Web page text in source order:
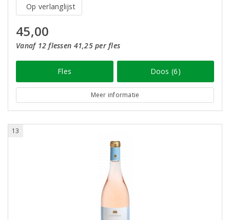
Op verlanglijst
45,00
Vanaf 12 flessen 41,25 per fles
Fles Doos (6)
Meer informatie
13